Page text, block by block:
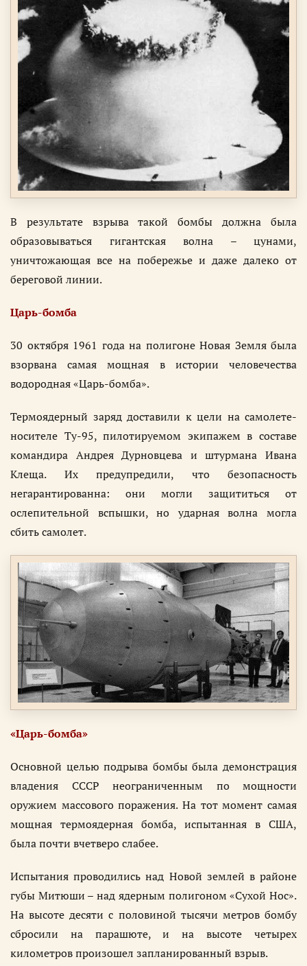
В результате взрыва такой бомбы должна была
образовываться гигантская волна – цунами,
уничтожающая все на побережье и даже далеко от
береговой линии.
Царь-бомба
30 октября 1961 года на полигоне Новая Земля была
взорвана самая мощная в истории человечества
водородная «Царь-бомба».
Термоядерный заряд доставили к цели на самолете-
носителе Ту-95, пилотируемом экипажем в составе
командира Андрея Дурновцева и штурмана Ивана
Клеща. Их предупредили, что безопасность
негарантированна: они могли защититься от
ослепительной вспышки, но ударная волна могла
сбить самолет.
«Царь-бомба»
Основной целью подрыва бомбы была демонстрация
владения СССР неограниченным по мощности
оружием массового поражения. На тот момент самая
мощная термоядерная бомба, испытанная в США,
была почти вчетверо слабее.
Испытания проводились над Новой землей в районе
губы Митюши – над ядерным полигоном «Сухой Нос».
На высоте десяти с половиной тысячи метров бомбу
сбросили на парашюте, и на высоте четырех
километров произошел запланированный взрыв.